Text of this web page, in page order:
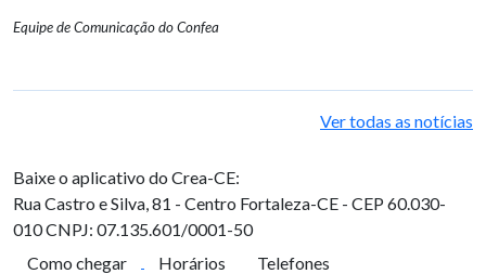
Equipe de Comunicação do Confea
Ver todas as notícias
Baixe o aplicativo do Crea-CE:
Rua Castro e Silva, 81 - Centro Fortaleza-CE - CEP 60.030-
010CNPJ: 07.135.601/0001-50
Como chegar
Horários
Telefones